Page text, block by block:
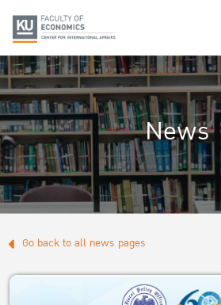
News
Go back to all news pages